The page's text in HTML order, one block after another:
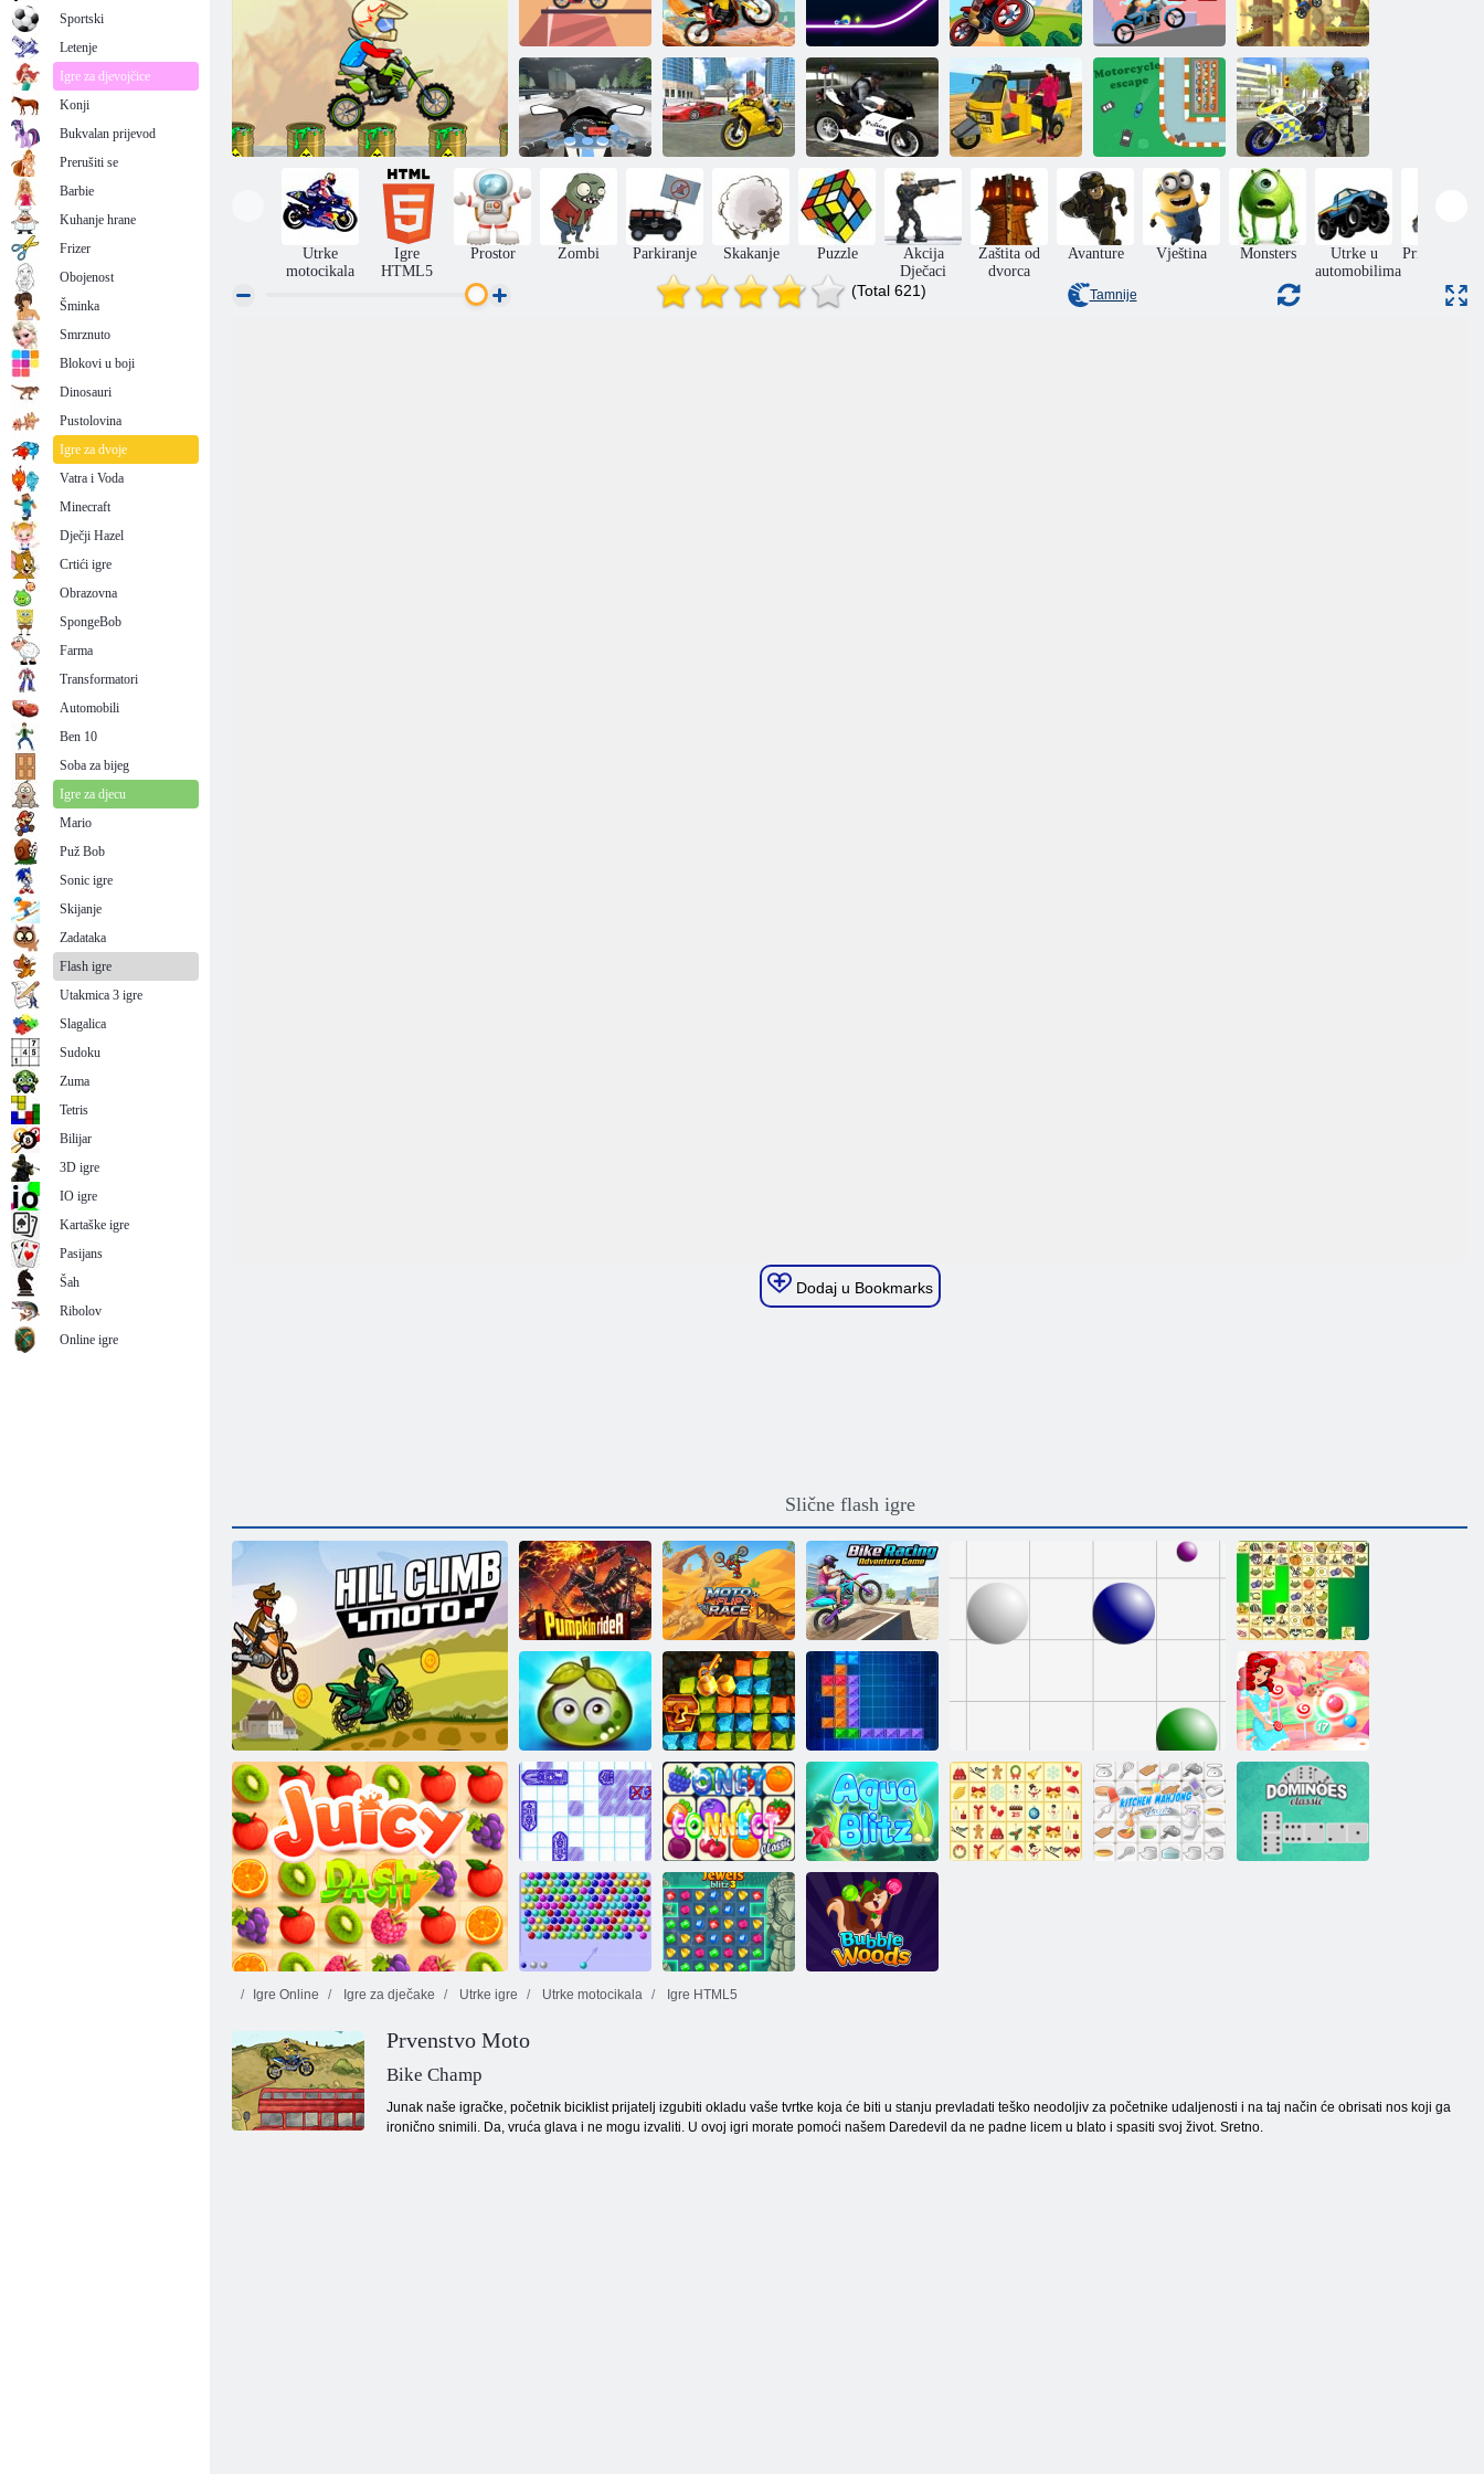
Biker Line
Moto utrka na
plaži
Jahač
Ekstremni
biciklisti
Moto utrka
X-Test Racing:
Avantura na
planinama
Moto promet
Pravi gangster:
Veliki gradski
simulator
Policijski Moto
Simulator 3D
Super Trick
Tuk auto rikša
2020
Bijeg od
motocikla
Simulator
motocikla
gradske policije
Utrke
motocikala
Igre
HTML5
Prostor Zombi Parkiranje Skakanje Puzzle
Akcija
Dječaci
Zaštita od
dvorca
Avanture Vještina Monsters
Utrke u
automobilima
Prikupljanje
(Total 621) Tamnije
Dodaj u Bookmarks
Slične flash igre
Moto uzbrdo
Jahač bundeve
Motociklističke
vratolomije:
utrka
Avanturistička
igra utrkivanja
motocikala
Kris Mahjong
Avantura sočnih
plodova
Zlatna groznica:
Treasure Hunter
Tentriks
Bombona
mjehurići
Pomorska borba Onet Connect Aqua blitz
Igre Online Igre za dječake Utrke igre Utrke motocikala Igre HTML5
Prvenstvo Moto
Bike Champ
Junak naše igračke, početnik biciklist prijatelj izgubiti okladu vaše tvrtke koja će biti u stanju prevladati teško neodoljiv za početnike udaljenosti i na taj način će obrisati nos koji ga
ironično snimili. Da, vruća glava i ne mogu izvaliti. U ovoj igri morate pomoći našem Daredevil da ne padne licem u blato i spasiti svoj život. Sretno.
Sportski
Letenje
Igre za djevojčice
Konji
Bukvalan prijevod
Prerušiti se
Barbie
Kuhanje hrane
Frizer
Obojenost
Šminka
Smrznuto
Blokovi u boji
Dinosauri
Pustolovina
Igre za dvoje
Vatra i Voda
Minecraft
Dječji Hazel
Crtići igre
Obrazovna
SpongeBob
Farma
Transformatori
Automobili
Ben 10
Soba za bijeg
Igre za djecu
Mario
Puž Bob
Sonic igre
Skijanje
Zadataka
Flash igre
Utakmica 3 igre
Slagalica
Sudoku
Zuma
Tetris
Bilijar
3D igre
IO igre
Kartaške igre
Pasijans
Šah
Ribolov
Online igre